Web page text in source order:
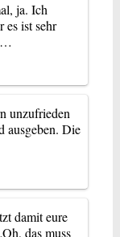
ja. Ich
es ist sehr
unzufrieden
ausgeben. Die
damit eure
das muss